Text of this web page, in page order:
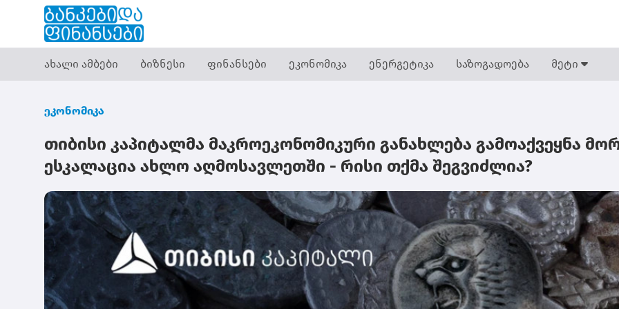
ახალი ამბები ბიზნესი ფინანსები ეკონომიკა ენერგეტიკა საზოგადოება მეტი
ეკონომიკა
თიბისი კაპიტალმა მაკროეკონომიკური განახლება გამოაქვეყნა
ესკალაცია ახლო აღმოსავლეთში - რისი თქმა შეგვიძლია?